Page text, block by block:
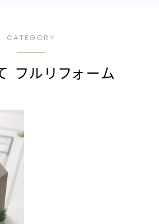
CATEGORY
フルリフォーム